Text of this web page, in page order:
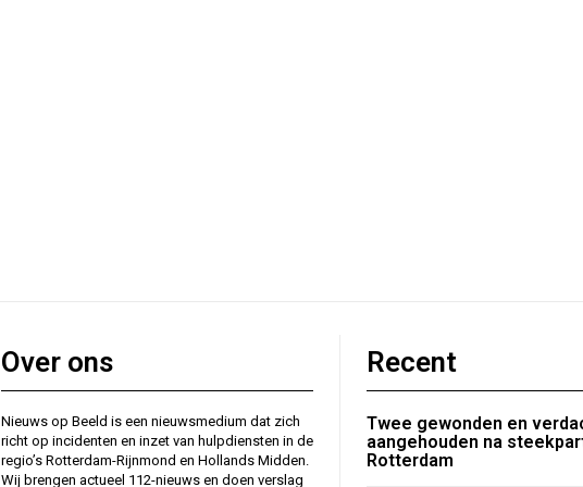
Over ons
Nieuws op Beeld is een nieuwsmedium dat zich
richt op incidenten en inzet van hulpdiensten in de
regio’s Rotterdam-Rijnmond en Hollands Midden.
Wij brengen actueel 112-nieuws en doen verslag
Recent
Twee gewonden en
aangehouden na
Rotterdam